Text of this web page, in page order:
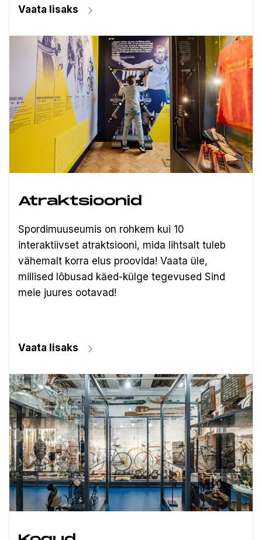
Vaata lisaks
Atraktsioonid
Spordimuuseumis on rohkem kui 10
interaktiivset atraktsiooni, mida lihtsalt tuleb
vähemalt korra elus proovida! Vaata üle,
millised lõbusad käed-külge tegevused Sind
meie juures ootavad!
Vaata lisaks